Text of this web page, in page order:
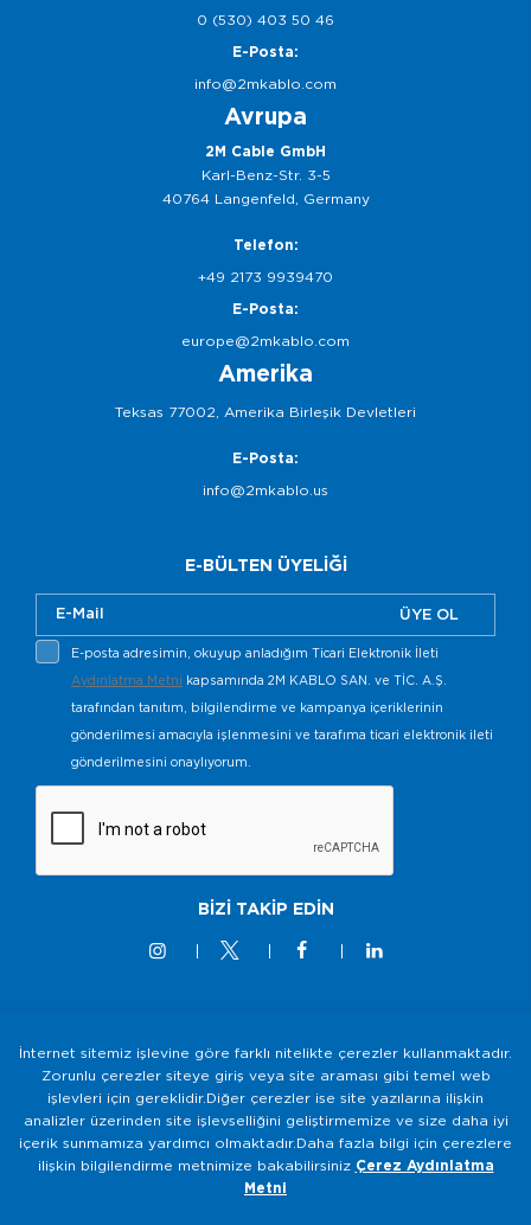
0 (530) 403 50 46
E-Posta:
info@2mkablo.com
Avrupa
2M Cable GmbH
Karl-Benz-Str. 3-5
40764 Langenfeld, Germany
Telefon:
+49 2173 9939470
E-Posta:
europe@2mkablo.com
Amerika
Teksas 77002, Amerika Birleşik Devletleri
E-Posta:
info@2mkablo.us
E-BÜLTEN ÜYELİĞİ
ÜYE OL
E-posta adresimin, okuyup anladığım Ticari Elektronik İleti
Aydınlatma Metni kapsamında 2M KABLO SAN. ve TİC. A.Ş.
tarafından tanıtım, bilgilendirme ve kampanya içeriklerinin
gönderilmesi amacıyla işlenmesini ve tarafıma ticari elektronik ileti
gönderilmesini onaylıyorum.
BİZİ TAKİP EDİN
© 2M KABLO 2025 - Tüm Hakkı Saklıdır
Bilgi Toplumu Hizmetleri
Gizlilik ve Güvenlik Politikası
KVKK Aydınlatma Metni
İnternet sitemiz işlevine göre farklı nitelikte çerezler kullanmaktadır.
Zorunlu çerezler siteye giriş veya site araması gibi temel web
işlevleri için gereklidir.Diğer çerezler ise site yazılarına ilişkin
analizler üzerinden site işlevselliğini geliştirmemize ve size daha iyi
içerik sunmamıza yardımcı olmaktadır.Daha fazla bilgi için çerezlere
ilişkin bilgilendirme metnimize bakabilirsiniz Çerez Aydınlatma
Metni